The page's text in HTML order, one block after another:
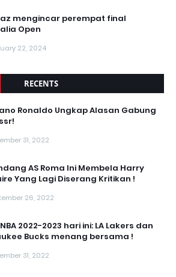
mengincar perempat final
Open
22, 2024
RECENTS
Ronaldo Ungkap Alasan Gabung
31, 2022
AS Roma Ini Membela Harry
Yang Lagi Diserang Kritikan !
26, 2022
2022-2023 hari ini: LA Lakers dan
Bucks menang bersama !
31, 2022